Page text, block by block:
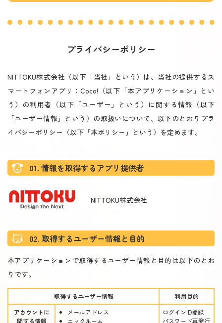
プライバシーポリシー
NITTOKU株式会社（以下「当社」という）は、当社の提供するス
マートフォンアプリ：Coco!（以下「本アプリケーション」とい
う）の利用者（以下「ユーザー」という）に関する情報（以下
「ユーザー情報」という）の取扱いについて、以下のとおりプラ
イバシーポリシー（以下「本ポリシー」という）を定めます。
01. 情報を取得するアプリ提供者
NITTOKU株式会社
02. 取得するユーザー情報と目的
本アプリケーションで取得するユーザー情報と目的は以下のとお
りです。
取得するユーザー情報
利用目的
アカウントに
関する情報
メールアドレス
ニックネーム
ログインID登録
パスワード再発行